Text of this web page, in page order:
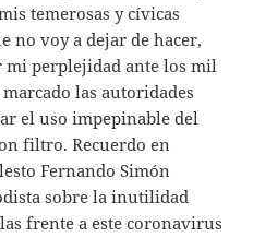
temerosas y cívicas
no voy a dejar de hacer,
mi perplejidad ante los mil
las autoridades
el uso impepinable del
filtro. Recuerdo en
Fernando Simón
sobre la inutilidad
frente a este coronavirus